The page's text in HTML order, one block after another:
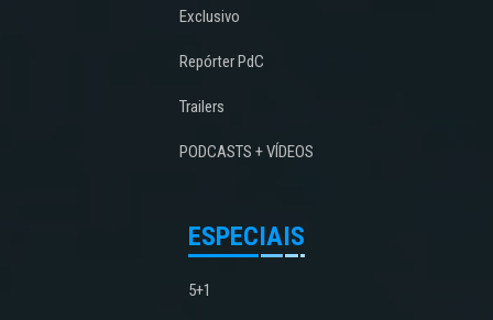
Exclusivo
Repórter PdC
Trailers
PODCASTS + VÍDEOS
ESPECIAIS
5+1